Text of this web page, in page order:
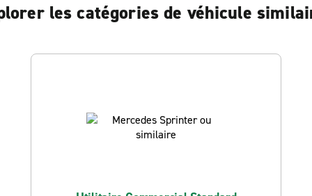
les catégories de véhicule